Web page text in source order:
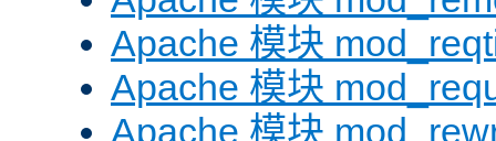
Apache 模块
Apache 模块
Apache 模块